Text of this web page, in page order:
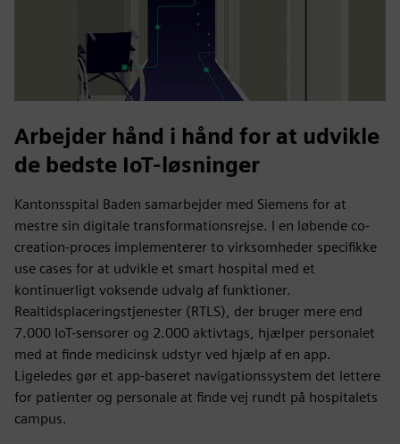
Arbejder hånd i hånd for at udvikle
de bedste IoT-løsninger
Kantonsspital Baden samarbejder med Siemens for at
mestre sin digitale transformationsrejse. I en løbende co-
creation-proces implementerer to virksomheder specifikke
use cases for at udvikle et smart hospital med et
kontinuerligt voksende udvalg af funktioner.
Realtidsplaceringstjenester (RTLS), der bruger mere end
7.000 IoT-sensorer og 2.000 aktivtags, hjælper personalet
med at finde medicinsk udstyr ved hjælp af en app.
Ligeledes gør et app-baseret navigationssystem det lettere
for patienter og personale at finde vej rundt på hospitalets
campus.